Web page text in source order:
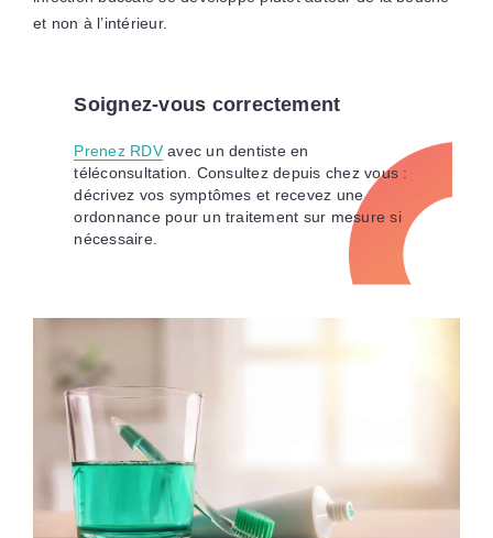
et non à l’intérieur.
Soignez-vous correctement
Prenez RDVavec un dentiste en
téléconsultation. Consultez depuis chez vous :
décrivez vos symptômes et recevez une
ordonnance pour un traitement sur mesure si
nécessaire.